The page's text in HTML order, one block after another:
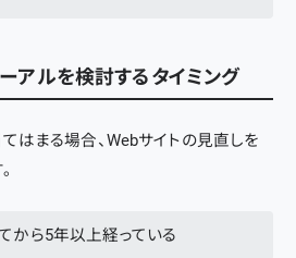
アルを検討するタイミング
はまる場合、Webサイトの見直しを
から5年以上経っている